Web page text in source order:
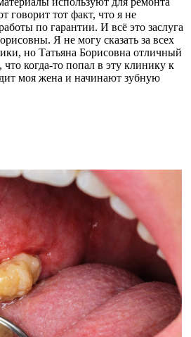
говорит тот факт, что я не
по гарантии. И всё это заслуга
Я не могу сказать за всех
но Татьяна Борисовна отличный
когда-то попал в эту клинику к
моя жена и начинают зубную